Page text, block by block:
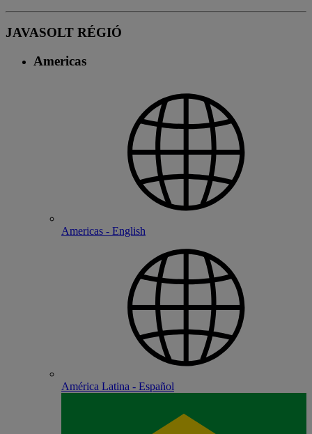
JAVASOLT RÉGIÓ
Americas
Americas - English
América Latina - Español